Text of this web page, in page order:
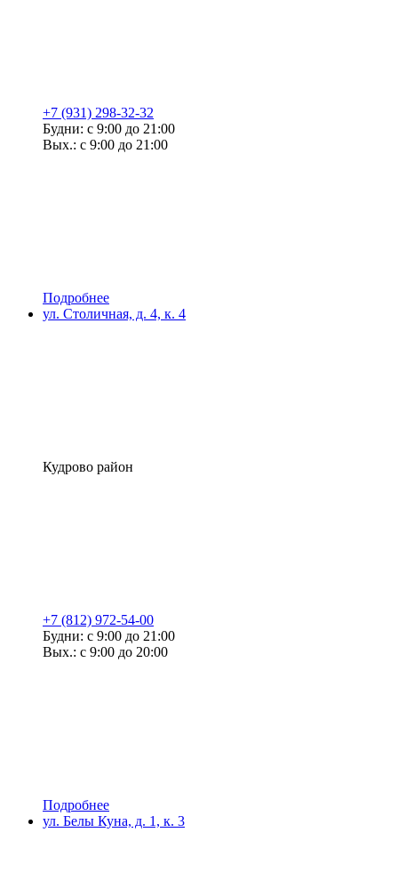
+7 (931) 298-32-32
Будни: с 9:00 до 21:00
Вых.: с 9:00 до 21:00
Подробнее
ул. Столичная, д. 4, к. 4
Кудрово район
+7 (812) 972-54-00
Будни: с 9:00 до 21:00
Вых.: с 9:00 до 20:00
Подробнее
ул. Белы Куна, д. 1, к. 3